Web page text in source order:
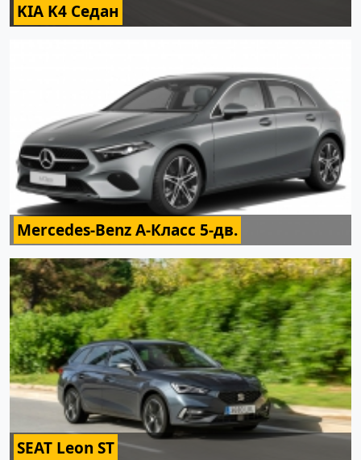
KIA K4 Седан
Mercedes-Benz A-Класс 5-дв.
SEAT Leon ST